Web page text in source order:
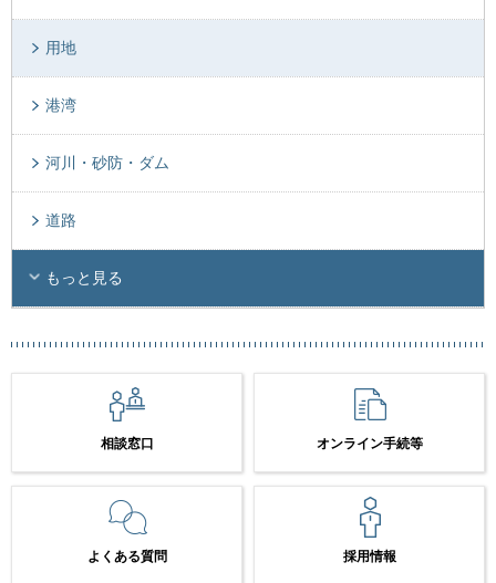
用地
港湾
河川・砂防・ダム
道路
もっと見る
相談窓口 オンライン手続等
よくある質問 採用情報